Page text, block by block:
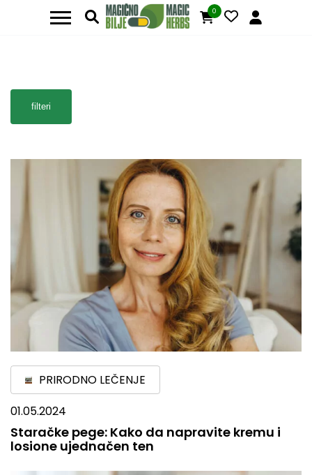
0
filteri
PRIRODNO LEČENJE
01.05.2024
Staračke pege: Kako da napravite kremu i
losione ujednačen ten